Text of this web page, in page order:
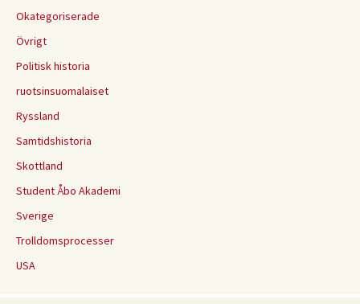
Okategoriserade
Övrigt
Politisk historia
ruotsinsuomalaiset
Ryssland
Samtidshistoria
Skottland
Student Åbo Akademi
Sverige
Trolldomsprocesser
USA